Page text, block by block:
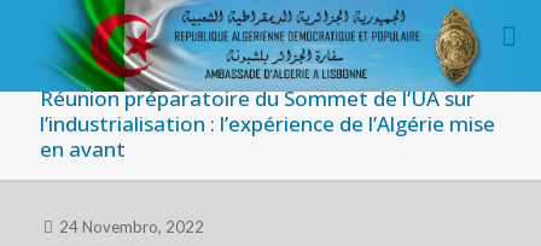
Réunion préparatoire du Sommet de l’UA sur
l’industrialisation : l’expérience de l’Algérie mise
en avant
24 Novembro, 2022